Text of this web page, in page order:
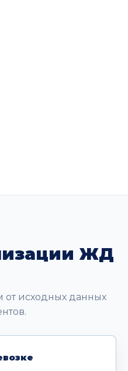
ЖД
от исходных данных